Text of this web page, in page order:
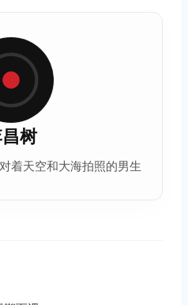
树
着天空和大海拍照的男生